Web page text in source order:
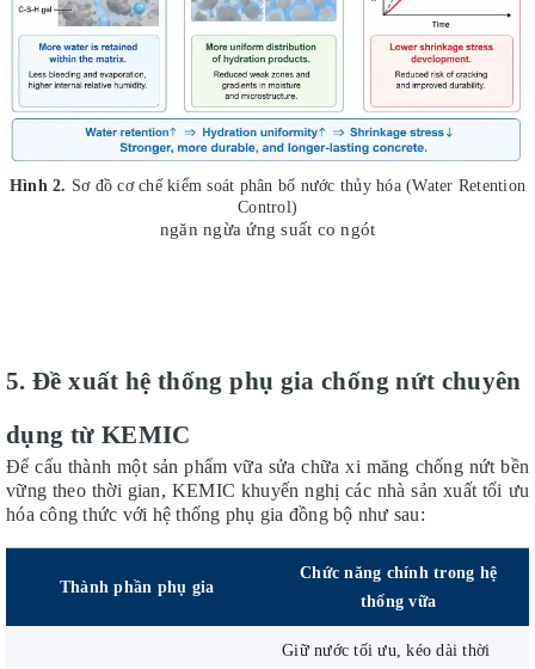
Hình 2. Sơ đồ cơ chế kiểm soát phân bố nước thủy hóa (Water Retention
Control)
ngăn ngừa ứng suất co ngót
5. Đề xuất hệ thống phụ gia chống nứt chuyên
dụng từ KEMIC
Để cấu thành một sản phẩm vữa sửa chữa xi măng chống nứt bền
vững theo thời gian, KEMIC khuyến nghị các nhà sản xuất tối ưu
hóa công thức với hệ thống phụ gia đồng bộ như sau:
Thành phần phụ gia
Chức năng chính trong hệ
thống vữa
Giữ nước tối ưu, kéo dài thời